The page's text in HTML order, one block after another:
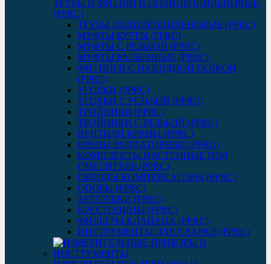
ТРУБЫ И ФИТИНГИ ПОЛИПРОПИЛЕНОВЫЕ
(PPRC)
ТРУБЫ ПОЛИПРОПИЛЕНОВЫЕ (PPRC)
МУФТЫ БУРТЫ (PPRC)
МУФТЫ C РЕЗЬБОЙ (PPRC)
МУФТЫ РАЗЪЕМНЫЕ (PPRC)
ФИТИНГИ С НАКИДНОЙ ГАЙКОЙ
(PPRC)
УГОЛКИ (PPRC)
УГОЛКИ С РЕЗЬБОЙ (PPRC)
ТРОЙНИКИ (PPRC)
ТРОЙНИКИ С РЕЗЬБОЙ (PPRC)
ВЕНТИЛИ КРАНЫ (PPRC)
КРАНЫ РАДИАТОРНЫЕ (PPRC)
КОМПЛЕКТЫ НАСТЕННЫЕ ПОД
СМЕСИТЕЛЬ (PPRC)
ОБВОДЫ КОМПЕНСАТОРЫ (PPRC)
ОПОРЫ (PPRC)
ЗАГЛУШКИ (PPRC)
КРЕСТОВИНЫ (PPRC)
ФИЛЬТРЫ КЛАПАНА (PPRC)
ИНСТРУМЕНТЫ ДЛЯ СВАРКИ (PPRC)